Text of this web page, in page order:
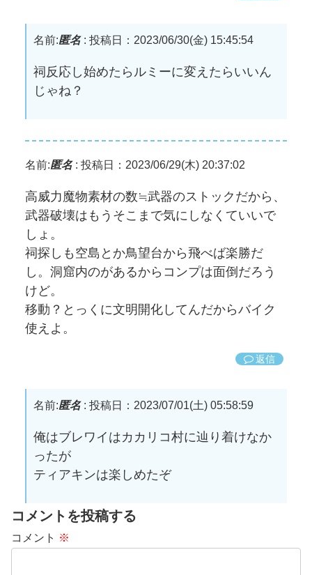
名前:匿名: 投稿日：2023/06/30(金) 15:45:54
祠反応し始めたらルミーに変えたらいいん
じゃね？
名前:匿名: 投稿日：2023/06/29(木) 20:37:02
高威力魔物素材の数≒武器のストックだから、
武器破壊はもうそこまで気にしなくていいで
しょ。
祠探しも空島とか鳥望台から飛べば楽勝だ
し。洞窟内のがあるからコンプは面倒だろう
けど。
移動？とっくに文明開化してんだからバイク
使えよ。
返信
名前:匿名: 投稿日：2023/07/01(土) 05:58:59
俺はブレワイはカカリコ村に辿り着けなか
ったが
ティアキンは楽しめたぞ
コメントを投稿する
コメント ※